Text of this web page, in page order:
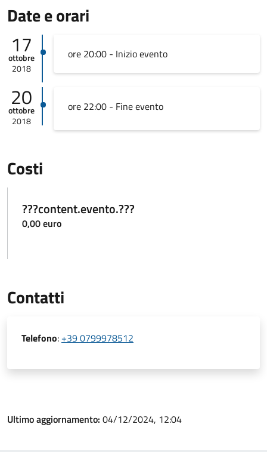
Date e orari
17
ottobre
2018
ore 20:00 - Inizio evento
20
ottobre
2018
ore 22:00 - Fine evento
Costi
???content.evento.???
0,00 euro
Contatti
Telefono: +39 0799978512
Ultimo aggiornamento: 04/12/2024, 12:04